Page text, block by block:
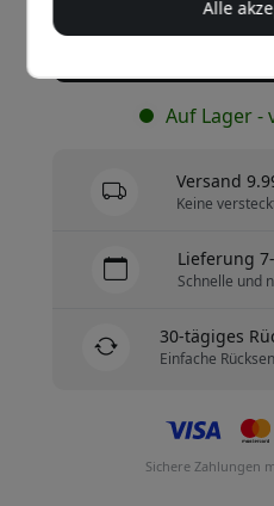
Auf Lager -
Versand
Keine
Lieferung
Schnelle und
30-tägiges
Einfache
Sichere Zahlungen
Alle